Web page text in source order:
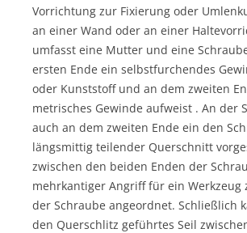
Vorrichtung zur Fixierung oder
an einer Wand oder an einer
umfasst eine Mutter und eine
ersten Ende ein selbstfurchendes
oder Kunststoff und an dem zweiten
metrisches Gewinde aufweist . An der
auch an dem zweiten Ende ein den
längsmittig teilender Querschnitt
zwischen den beiden Enden der
mehrkantiger Angriff für ein Werkzeug
der Schraube angeordnet. Schließlich
den Querschlitz geführtes Seil